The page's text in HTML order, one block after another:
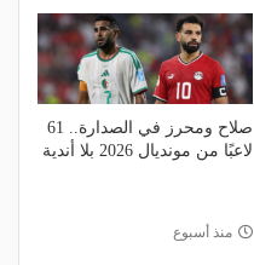
صلاح ومحرز في الصدارة.. 61
لاعبًا من مونديال 2026 بلا أندية
منذ أسبوع